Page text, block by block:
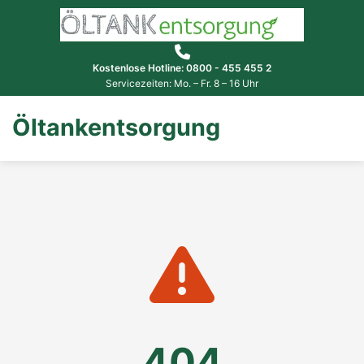
Kostenlose Hotline: 0800 - 455 455 2
Servicezeiten: Mo. – Fr. 8 – 16 Uhr
Öltankentsorgung